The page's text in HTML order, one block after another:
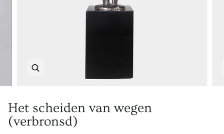
Het scheiden van wegen
(verbronsd)